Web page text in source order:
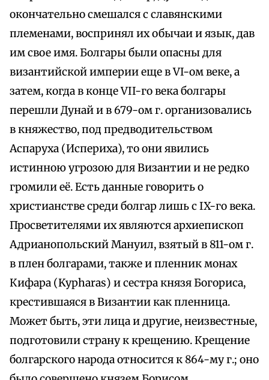
окончательно смешался с славянскими
племенами, воспринял их обычаи и язык, дав
им свое имя. Болгары были опасны для
византийской империи еще в VI-ом веке, а
затем, когда в конце VII-го века болгары
перешли Дунай и в 679-ом г. организовались
в княжество, под предводительством
Аспаруха (Испериха), то они явились
истинною угрозою для Византии и не редко
громили её. Есть данные говорить о
христианстве среди болгар лишь с IX-го века.
Просветителями их являются архиепископ
Адрианопольский Мануил, взятый в 811-ом г.
в плен болгарами, также и пленник монах
Кифара (Kypharas) и сестра князя Богориса,
крестившаяся в Византии как пленница.
Может быть, эти лица и другие, неизвестные,
подготовили страну к крещению. Крещение
болгарского народа относится к 864-му г.; оно